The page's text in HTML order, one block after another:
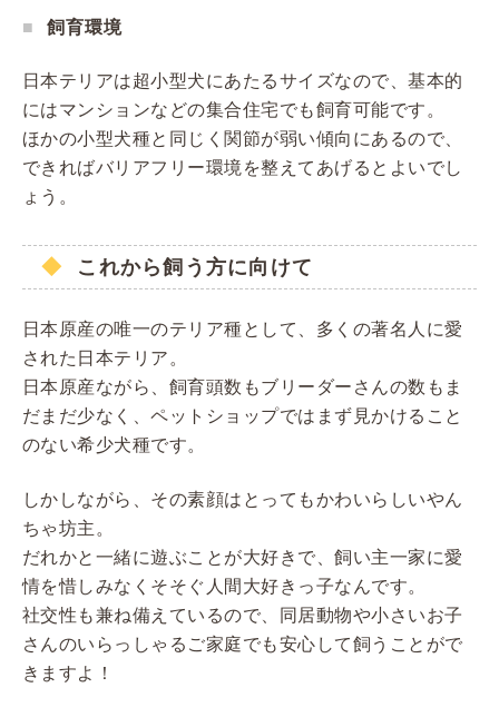
飼育環境
日本テリアは超小型犬にあたるサイズなので、基本的
にはマンションなどの集合住宅でも飼育可能です。
ほかの小型犬種と同じく関節が弱い傾向にあるので、
できればバリアフリー環境を整えてあげるとよいでし
ょう。
これから飼う方に向けて
日本原産の唯一のテリア種として、多くの著名人に愛
された日本テリア。
日本原産ながら、飼育頭数もブリーダーさんの数もま
だまだ少なく、ペットショップではまず見かけること
のない希少犬種です。
しかしながら、その素顔はとってもかわいらしいやん
ちゃ坊主。
だれかと一緒に遊ぶことが大好きで、飼い主一家に愛
情を惜しみなくそそぐ人間大好きっ子なんです。
社交性も兼ね備えているので、同居動物や小さいお子
さんのいらっしゃるご家庭でも安心して飼うことがで
きますよ！